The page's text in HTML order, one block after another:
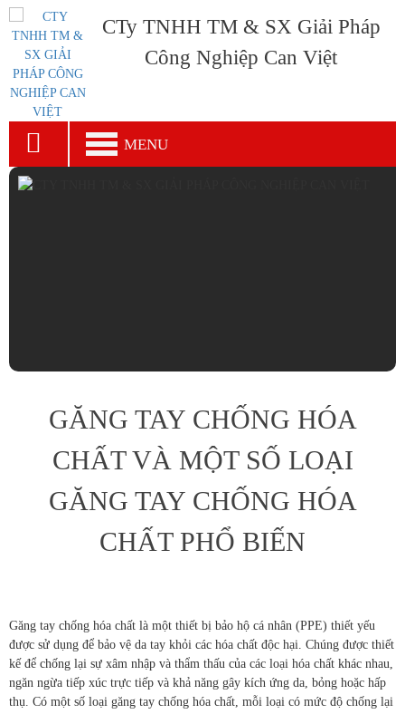
CTy TNHH TM & SX Giải Pháp
Công Nghiệp Can Việt
MENU
GĂNG TAY CHỐNG HÓA
CHẤT VÀ MỘT SỐ LOẠI
GĂNG TAY CHỐNG HÓA
CHẤT PHỔ BIẾN
Găng tay chống hóa chất là một thiết bị bảo hộ cá nhân (PPE) thiết yếu
được sử dụng để bảo vệ da tay khỏi các hóa chất độc hại. Chúng được thiết
kế để chống lại sự xâm nhập và thẩm thấu của các loại hóa chất khác nhau,
ngăn ngừa tiếp xúc trực tiếp và khả năng gây kích ứng da, bỏng hoặc hấp
thụ. Có một số loại găng tay chống hóa chất, mỗi loại có mức độ chống lại